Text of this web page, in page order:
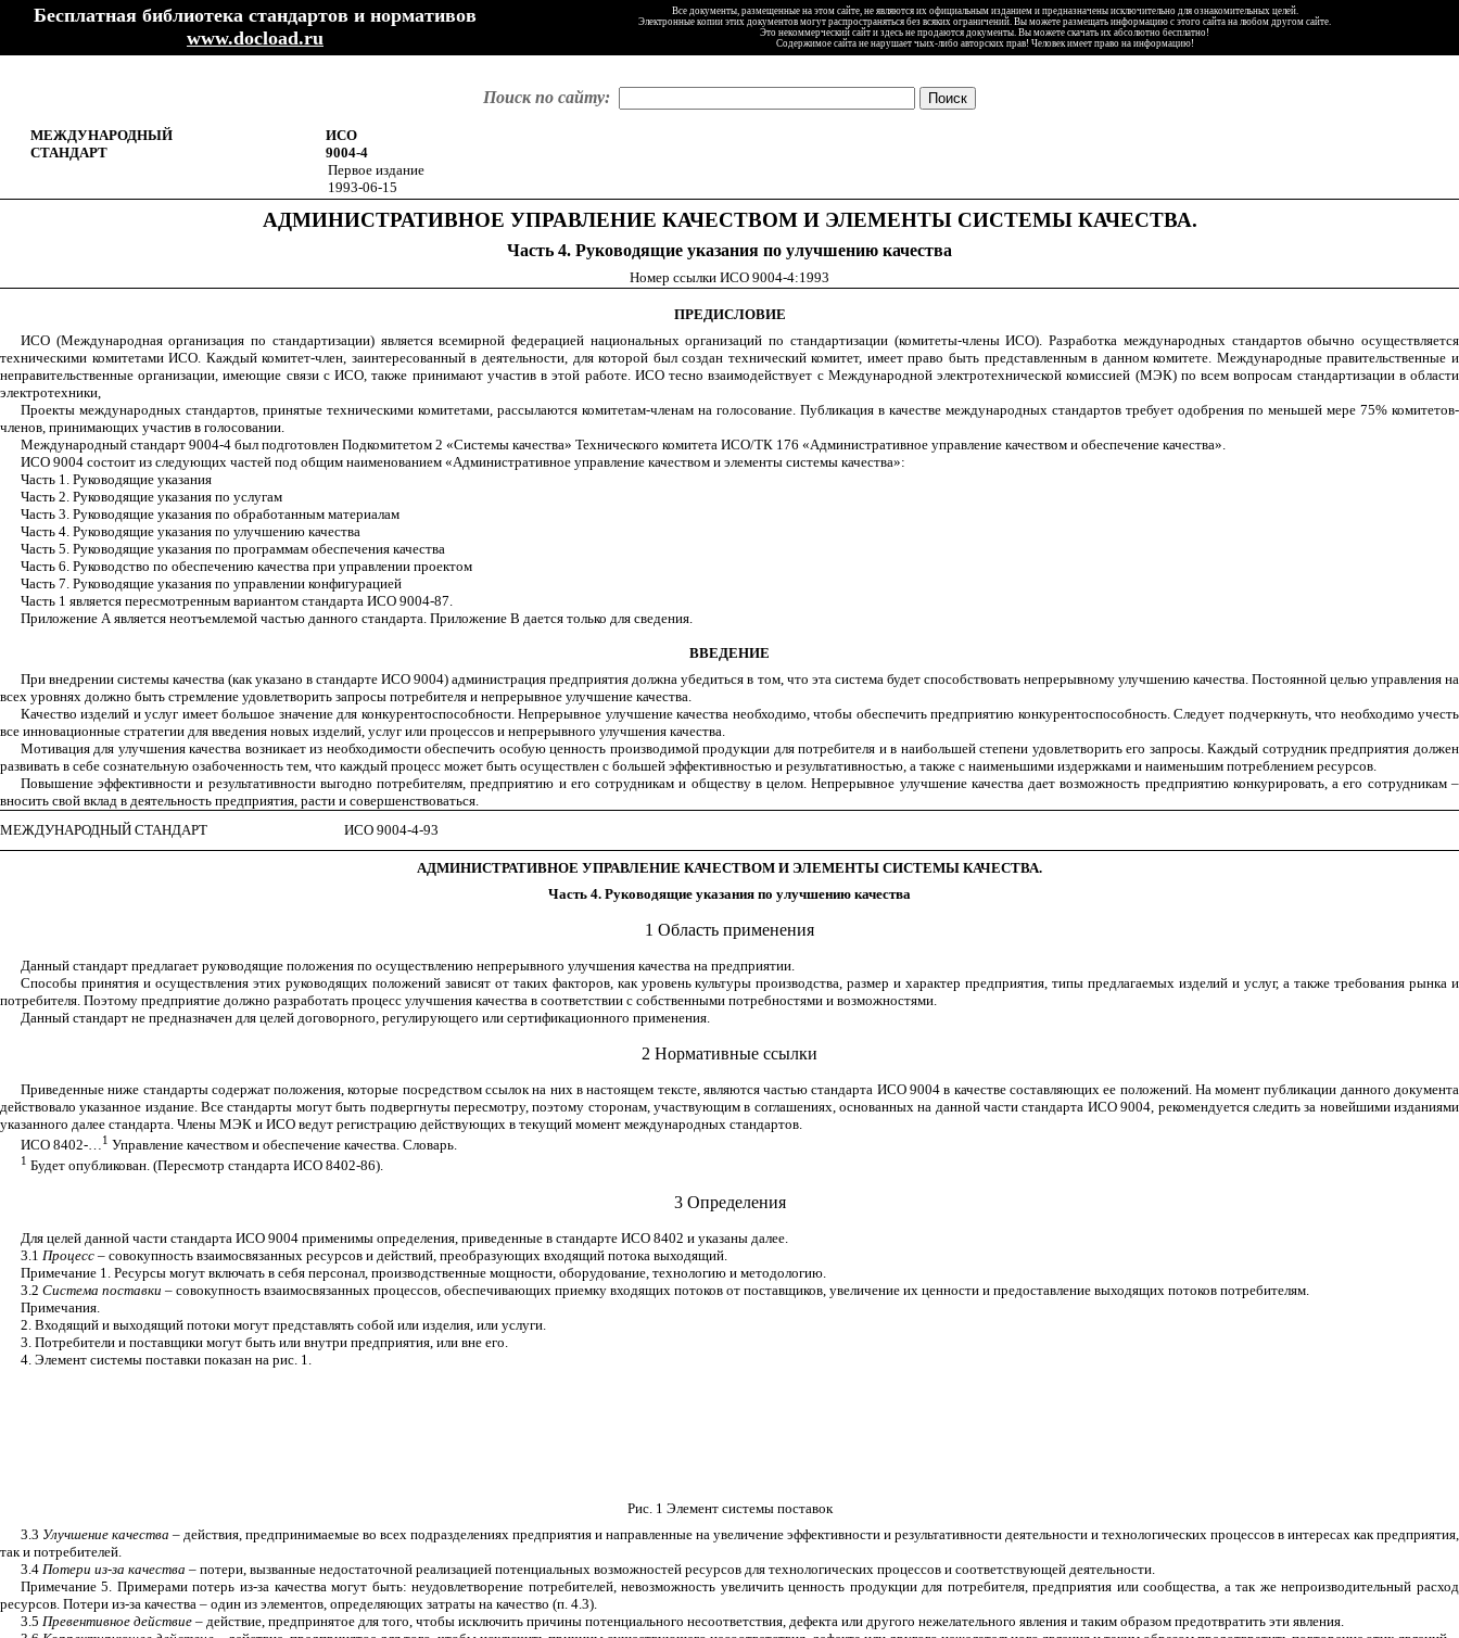
Бесплатная библиотека стандартов и нормативов
www.docload.ru
Все документы, размещенные на этом сайте, не являются их официальным изданием и предназначены исключительно для ознакомительных целей.
Электронные копии этих документов могут распространяться без всяких ограничений. Вы можете размещать информацию с этого сайта на любом другом сайте.
Это некоммерческий сайт и здесь не продаются документы. Вы можете скачать их абсолютно бесплатно!
Содержимое сайта не нарушает чьих-либо авторских прав! Человек имеет право на информацию!
Поиск по сайту:
МЕЖДУНАРОДНЫЙ
ИСО
СТАНДАРТ
9004-4
Первое издание
1993-06-15
АДМИНИСТРАТИВНОЕ УПРАВЛЕНИЕ КАЧЕСТВОМ И ЭЛЕМЕНТЫ СИСТЕМЫ КАЧЕСТВА.
Часть 4. Руководящие указания по улучшению качества
Номер ссылки ИСО 9004-4:1993
ПРЕДИСЛОВИЕ
ИСО (Международная организация по стандартизации) является всемирной федерацией национальных организаций по стандартизации (комитеты-члены ИСО). Разработка международных стандартов обычно осуществляется
техническими комитетами ИСО. Каждый комитет-член, заинтересованный в деятельности, для которой был создан технический комитет, имеет право быть представленным в данном комитете. Международные правительственные и
неправительственные организации, имеющие связи с ИСО, также принимают участив в этой работе. ИСО тесно взаимодействует с Международной электротехнической комиссией (МЭК) по всем вопросам стандартизации в области
электротехники,
Проекты международных стандартов, принятые техническими комитетами, рассылаются комитетам-членам на голосование. Публикация в качестве международных стандартов требует одобрения по меньшей мере 75% комитетов-
членов, принимающих участив в голосовании.
Международный стандарт 9004-4 был подготовлен Подкомитетом 2 «Системы качества» Технического комитета ИСО/ТК 176 «Административное управление качеством и обеспечение качества».
ИСО 9004 состоит из следующих частей под общим наименованием «Административное управление качеством и элементы системы качества»:
Часть 1. Руководящие указания
Часть 2. Руководящие указания по услугам
Часть 3. Руководящие указания по обработанным материалам
Часть 4. Руководящие указания по улучшению качества
Часть 5. Руководящие указания по программам обеспечения качества
Часть 6. Руководство по обеспечению качества при управлении проектом
Часть 7. Руководящие указания по управлении конфигурацией
Часть 1 является пересмотренным вариантом стандарта ИСО 9004-87.
Приложение А является неотъемлемой частью данного стандарта. Приложение В дается только для сведения.
ВВЕДЕНИЕ
При внедрении системы качества (как указано в стандарте ИСО 9004) администрация предприятия должна убедиться в том, что эта система будет способствовать непрерывному улучшению качества. Постоянной целью управления на
всех уровнях должно быть стремление удовлетворить запросы потребителя и непрерывное улучшение качества.
Качество изделий и услуг имеет большое значение для конкурентоспособности. Непрерывное улучшение качества необходимо, чтобы обеспечить предприятию конкурентоспособность. Следует подчеркнуть, что необходимо учесть
все инновационные стратегии для введения новых изделий, услуг или процессов и непрерывного улучшения качества.
Мотивация для улучшения качества возникает из необходимости обеспечить особую ценность производимой продукции для потребителя и в наибольшей степени удовлетворить его запросы. Каждый сотрудник предприятия должен
развивать в себе сознательную озабоченность тем, что каждый процесс может быть осуществлен с большей эффективностью и результативностью, а также с наименьшими издержками и наименьшим потреблением ресурсов.
Повышение эффективности и результативности выгодно потребителям, предприятию и его сотрудникам и обществу в целом. Непрерывное улучшение качества дает возможность предприятию конкурировать, а его сотрудникам –
вносить свой вклад в деятельность предприятия, расти и совершенствоваться.
МЕЖДУНАРОДНЫЙ СТАНДАРТ
ИСО 9004-4-93
АДМИНИСТРАТИВНОЕ УПРАВЛЕНИЕ КАЧЕСТВОМ И ЭЛЕМЕНТЫ СИСТЕМЫ КАЧЕСТВА.
Часть 4. Руководящие указания по улучшению качества
1 Область применения
Данный стандарт предлагает руководящие положения по осуществлению непрерывного улучшения качества на предприятии.
Способы принятия и осуществления этих руководящих положений зависят от таких факторов, как уровень культуры производства, размер и характер предприятия, типы предлагаемых изделий и услуг, а также требования рынка и
потребителя. Поэтому предприятие должно разработать процесс улучшения качества в соответствии с собственными потребностями и возможностями.
Данный стандарт не предназначен для целей договорного, регулирующего или сертификационного применения.
2 Нормативные ссылки
Приведенные ниже стандарты содержат положения, которые посредством ссылок на них в настоящем тексте, являются частью стандарта ИСО 9004 в качестве составляющих ее положений. На момент публикации данного документа
действовало указанное издание. Все стандарты могут быть подвергнуты пересмотру, поэтому сторонам, участвующим в соглашениях, основанных на данной части стандарта ИСО 9004, рекомендуется следить за новейшими изданиями
указанного далее стандарта. Члены МЭК и ИСО ведут регистрацию действующих в текущий момент международных стандартов.
ИСО 8402-…1 Управление качеством и обеспечение качества. Словарь.
1 Будет опубликован. (Пересмотр стандарта ИСО 8402-86).
3 Определения
Для целей данной части стандарта ИСО 9004 применимы определения, приведенные в стандарте ИСО 8402 и указаны далее.
3.1 Процесс – совокупность взаимосвязанных ресурсов и действий, преобразующих входящий потока выходящий.
Примечание 1. Ресурсы могут включать в себя персонал, производственные мощности, оборудование, технологию и методологию.
3.2 Система поставки – совокупность взаимосвязанных процессов, обеспечивающих приемку входящих потоков от поставщиков, увеличение их ценности и предоставление выходящих потоков потребителям.
Примечания.
2. Входящий и выходящий потоки могут представлять собой или изделия, или услуги.
3. Потребители и поставщики могут быть или внутри предприятия, или вне его.
4. Элемент системы поставки показан на рис. 1.
Рис. 1 Элемент системы поставок
3.3 Улучшение качества – действия, предпринимаемые во всех подразделениях предприятия и направленные на увеличение эффективности и результативности деятельности и технологических процессов в интересах как предприятия,
так и потребителей.
3.4 Потери из-за качества – потери, вызванные недостаточной реализацией потенциальных возможностей ресурсов для технологических процессов и соответствующей деятельности.
Примечание 5. Примерами потерь из-за качества могут быть: неудовлетворение потребителей, невозможность увеличить ценность продукции для потребителя, предприятия или сообщества, а так же непроизводительный расход
ресурсов. Потери из-за качества – один из элементов, определяющих затраты на качество (п. 4.3).
3.5 Превентивное действие– действие, предпринятое для того, чтобы исключить причины потенциального несоответствия, дефекта или другого нежелательного явления и таким образом предотвратить эти явления.